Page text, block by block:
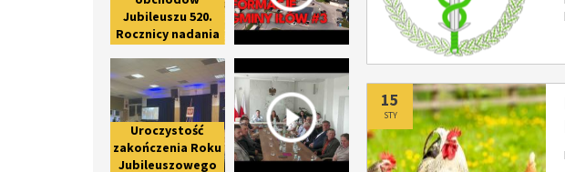
Jubileuszu 520.
Rocznicy nadania
Iłowowi -
fotorelacja
Uroczystość zakończenia Roku Jubileuszowego
Uroczystość
zakończenia Roku
Jubileuszowego
Spotkanie w sprawie przywrócenia
Dodano
15
STY